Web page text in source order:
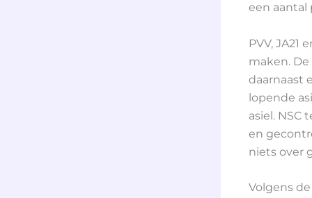
een aantal
PVV,
maken.
daarnaast
lopende
asiel. NSC
en
niets over
Volgens